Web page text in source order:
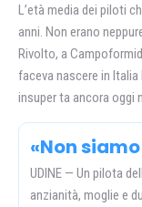
L’età media dei piloti
anni. Non erano
Rivolto, a
faceva nascere in
insuper ta ancora oggi
«Non
UDINE — Un pilota
anzianità, moglie e